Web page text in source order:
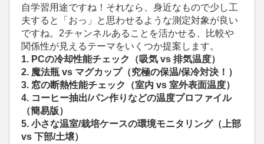
自学習用途ですね！それなら、身近なもので少し工
夫すると「おっ」と思わせるような測定対象が良い
ですね。2チャンネルあることを活かせる、比較や
関係性が見えるテーマをいくつか提案します。
1. PCの冷却性能チェック（吸気 vs 排気温度）
2. 魔法瓶 vs マグカップ（究極の保温/保冷対決！）
3. 窓の断熱性能チェック（室内 vs 室外表面温度）
4. コーヒー抽出/パン作りなどの温度プロファイル
（簡易版）
5. 小さな温室/栽培ケースの環境モニタリング（上部
vs 下部/土壌）